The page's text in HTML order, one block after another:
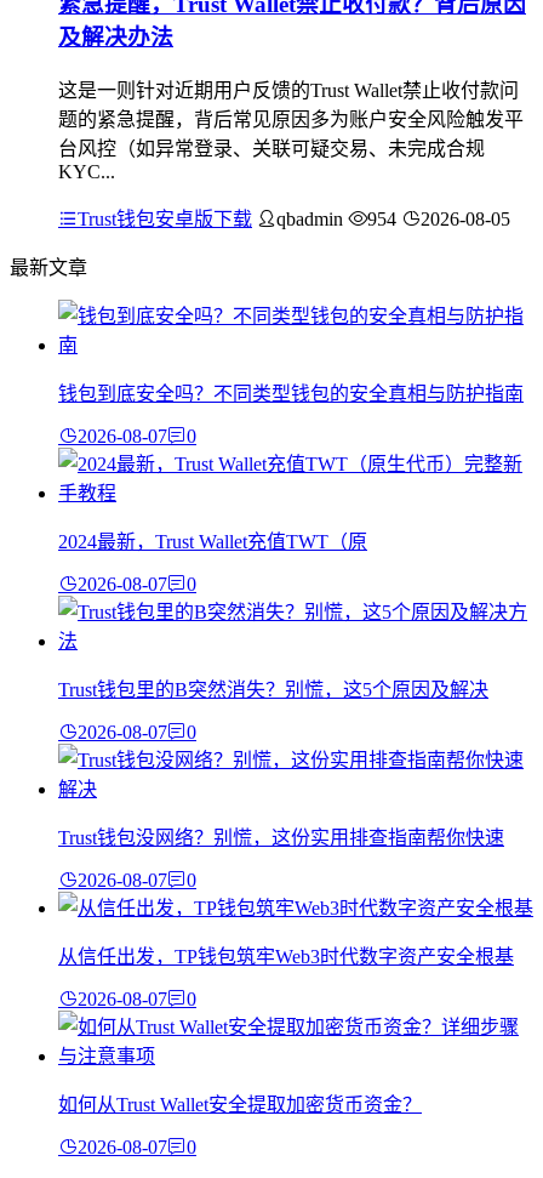
及解决办法
这是一则针对近期用户反馈的Trust Wallet禁止收付款问
题的紧急提醒，背后常见原因多为账户安全风险触发平
台风控（如异常登录、关联可疑交易、未完成合规
KYC...
Trust钱包安卓版下载 qbadmin 954 2026-08-05
最新文章
钱包到底安全吗？不同类型钱包的安全真相与防护指南
2026-08-07 0
2024最新，Trust Wallet充值TWT（原
2026-08-07 0
Trust钱包里的B突然消失？别慌，这5个原因及解决
2026-08-07 0
Trust钱包没网络？别慌，这份实用排查指南帮你快速
2026-08-07 0
从信任出发，TP钱包筑牢Web3时代数字资产安全根基
2026-08-07 0
如何从Trust Wallet安全提取加密货币资金？
2026-08-07 0